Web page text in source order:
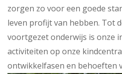
zorgen zo voor een goede
leven profijt van hebben. Tot
voortgezet onderwijs is onze
activiteiten op onze
ontwikkelfasen en behoeften